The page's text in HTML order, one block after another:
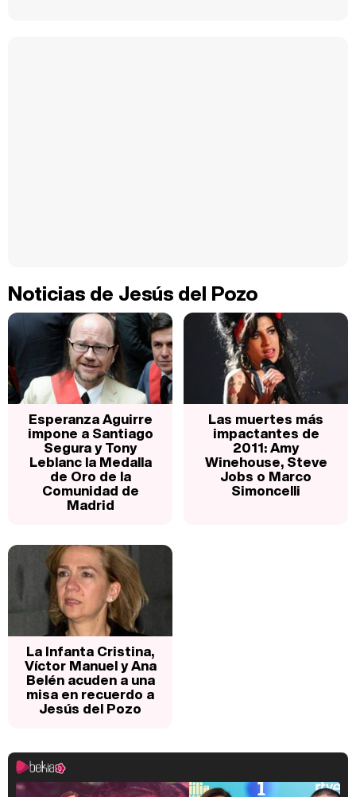
Noticias de Jesús del Pozo
Esperanza Aguirre
impone a Santiago
Segura y Tony
Leblanc la Medalla
de Oro de la
Comunidad de
Madrid
Las muertes más
impactantes de
2011: Amy
Winehouse, Steve
Jobs o Marco
Simoncelli
La Infanta Cristina,
Víctor Manuel y Ana
Belén acuden a una
misa en recuerdo a
Jesús del Pozo